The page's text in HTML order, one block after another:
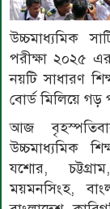
উচ্চমাধ্যমিক
পরীক্ষা ২০২৫
নয়টি সাধারণ
বোর্ড মিলিয়ে
আজ
উচ্চমাধ্যমিক
যশোর,
ময়মনসিংহ,